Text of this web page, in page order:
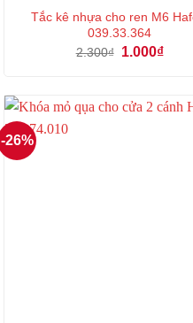
Tắc kê nhựa cho ren M6
039.33.364
2.300₫ Giá
1.000₫Giá
-26%